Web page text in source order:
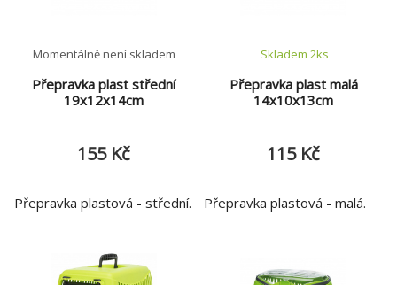
Přepravka plast střední
19x12x14cm
Momentálně není skladem
155 Kč
Přepravka plastová - střední.
Přepravka plast malá
14x10x13cm
Skladem 2ks
115 Kč
Přepravka plastová - malá.